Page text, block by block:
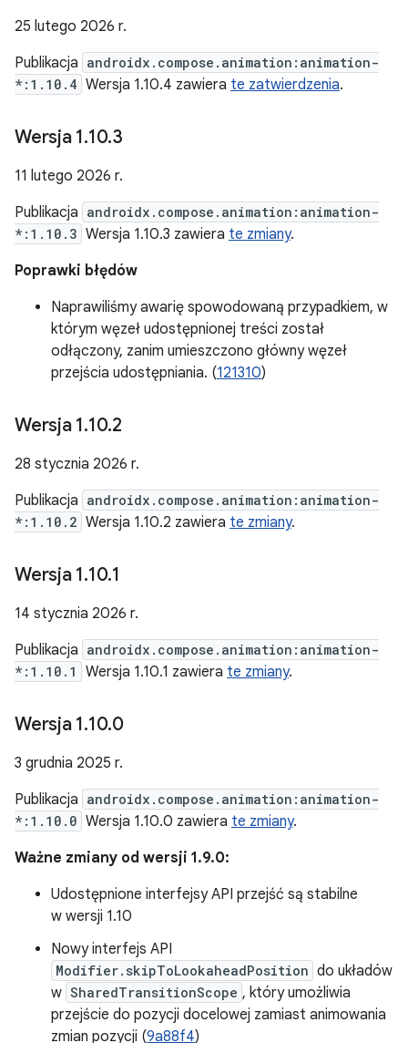
25 lutego 2026 r.
Publikacja androidx.compose.animation:animation-
*:1.10.4 Wersja 1.10.4 zawiera te zatwierdzenia.
Wersja 1.10.3
11 lutego 2026 r.
Publikacja androidx.compose.animation:animation-
*:1.10.3 Wersja 1.10.3 zawiera te zmiany.
Poprawki błędów
Naprawiliśmy awarię spowodowaną przypadkiem, w
którym węzeł udostępnionej treści został
odłączony, zanim umieszczono główny węzeł
przejścia udostępniania. (121310)
Wersja 1.10.2
28 stycznia 2026 r.
Publikacja androidx.compose.animation:animation-
*:1.10.2 Wersja 1.10.2 zawiera te zmiany.
Wersja 1.10.1
14 stycznia 2026 r.
Publikacja androidx.compose.animation:animation-
*:1.10.1
Wersja 1.10.1 zawiera te zmiany.
Wersja 1.10.0
3 grudnia 2025 r.
Publikacja androidx.compose.animation:animation-
*:1.10.0 Wersja 1.10.0 zawiera te zmiany.
Ważne zmiany od wersji 1.9.0:
Udostępnione interfejsy API przejść są stabilne
w wersji 1.10
Nowy interfejs API
Modifier.skipToLookaheadPosition do układów
w SharedTransitionScope , który umożliwia
przejście do pozycji docelowej zamiast animowania
zmian pozycji (9a88f4)